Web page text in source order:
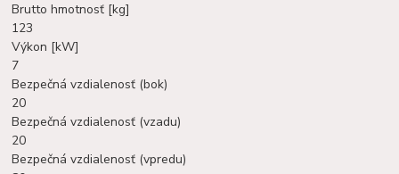
Brutto hmotnosť [kg]
123
Výkon [kW]
7
Bezpečná vzdialenosť (bok)
20
Bezpečná vzdialenosť (vzadu)
20
Bezpečná vzdialenosť (vpredu)